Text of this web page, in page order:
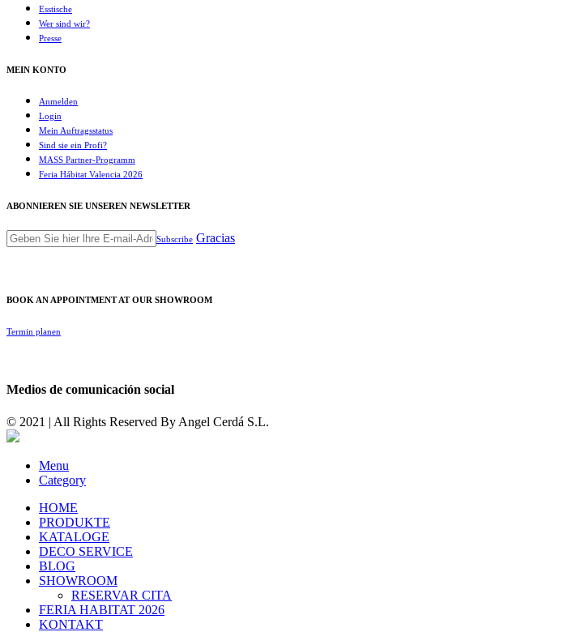
Esstische
Wer sind wir?
Presse
MEIN KONTO
Anmelden
Login
Mein Auftragsstatus
Sind sie ein Profi?
MASS Partner-Programm
Feria Hábitat Valencia 2026
ABONNIEREN SIE UNSEREN NEWSLETTER
Subscribe Gracias
BOOK AN APPOINTMENT AT OUR SHOWROOM
Termin planen
Medios de comunicación social
© 2021 | All Rights Reserved By Angel Cerdá S.L.
Menu
Category
HOME
PRODUKTE
KATALOGE
DECO SERVICE
BLOG
SHOWROOM
RESERVAR CITA
FERIA HABITAT 2026
KONTAKT